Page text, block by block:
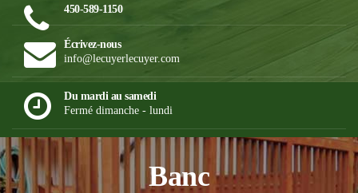
450-589-1150
Écrivez-nous
info@lecuyerlecuyer.com
Du mardi au samedi
Fermé dimanche - lundi
Banc